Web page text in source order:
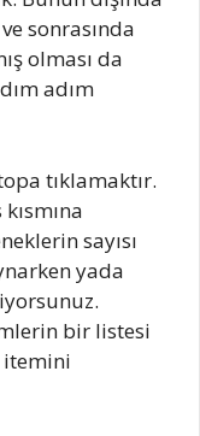
sonrasında
olması da
adım
tıklamaktır.
sayısı
yada
bir listesi
itemini